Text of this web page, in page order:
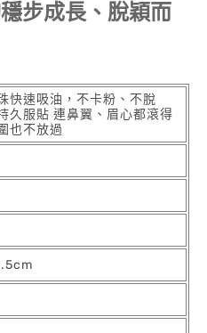
步成長、脫穎而
快速吸油，不卡粉、不脫
久服貼 連鼻翼、眉心都滾得
也不放過